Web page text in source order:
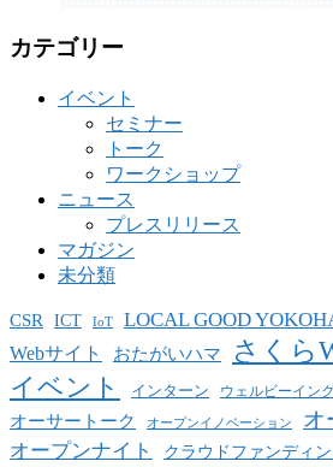
カテゴリー
イベント
セミナー
トーク
ワークショップ
ニュース
プレスリリース
マガジン
未分類
CSR ICT IoT LOCAL GOOD
Webサイト おたがいハマ さくら
イベント インターン ウェルビーイン
オーサートーク オープンイノベーション オ
オープンナイト クラウドファンディ